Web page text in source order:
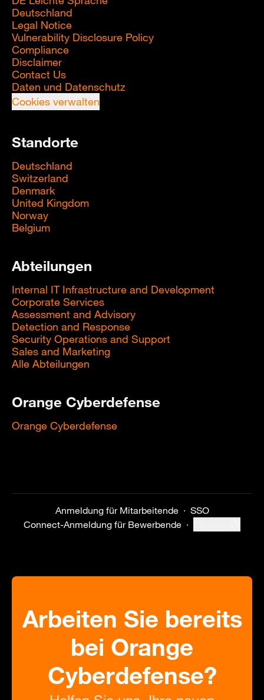
Deutschland
Legal Notice
Vulnerability Disclosure Policy
Compliance
Disclaimer
Contact Us
Daten und Datenschutz
Cookies verwalten
Standorte
Deutschland
Switzerland
Denmark
United Kingdom
Norway
Belgium
Abteilungen
Internal IT Infrastructure and Development
Corporate Services
Assessment and Advisory
Detection and Response
Security Operations and Support
Sales and Marketing
Alle Abteilungen
Orange Cyberdefense
Orange Cyberdefense
Anmeldung für Mitarbeitende · SSO
Connect-Anmeldung für Bewerbende ·
Sprache ändern
Arbeiten Sie bereits
bei Orange
Cyberdefense?